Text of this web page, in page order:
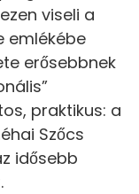
viseli a
emlékébe
erősebbnek
praktikus: a
Szőcs
idősebb